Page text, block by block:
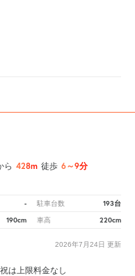
ら 428m 徒歩 6～9分
- 駐車台数 193台
190cm 車高 220cm
2026年7月24日 更新
は上限料金なし